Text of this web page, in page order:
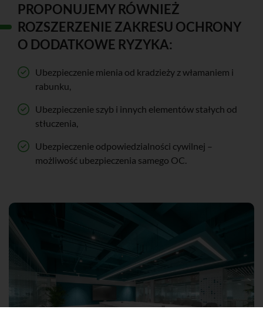
PROPONUJEMY RÓWNIEŻ
ROZSZERZENIE ZAKRESU OCHRONY
O DODATKOWE RYZYKA:
Ubezpieczenie mienia od kradzieży z włamaniem i
rabunku,
Ubezpieczenie szyb i innych elementów stałych od
stłuczenia,
Ubezpieczenie odpowiedzialności cywilnej –
możliwość ubezpieczenia samego OC.